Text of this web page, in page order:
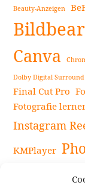
Beauty-Anzeigen
Canva
Dolby Digital
Final Cut Pro
Fotografie
Instagram
KMPlayer